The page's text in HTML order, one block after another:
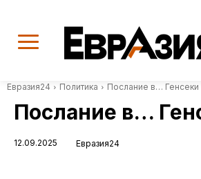
Евразия24 Политика Послание в… Генсеки
Послание в…
12.09.2025 Евразия24